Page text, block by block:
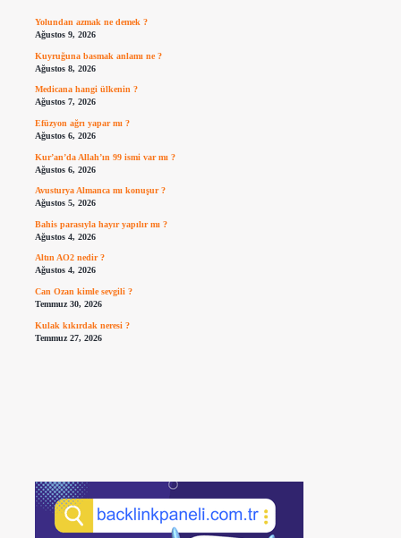
Yolundan azmak ne demek ?
Ağustos 9, 2026
Kuyruğuna basmak anlamı ne ?
Ağustos 8, 2026
Medicana hangi ülkenin ?
Ağustos 7, 2026
Efüzyon ağrı yapar mı ?
Ağustos 6, 2026
Kur’an’da Allah’ın 99 ismi var mı ?
Ağustos 6, 2026
Avusturya Almanca mı konuşur ?
Ağustos 5, 2026
Bahis parasıyla hayır yapılır mı ?
Ağustos 4, 2026
Altın AO2 nedir ?
Ağustos 4, 2026
Can Ozan kimle sevgili ?
Temmuz 30, 2026
Kulak kıkırdak neresi ?
Temmuz 27, 2026